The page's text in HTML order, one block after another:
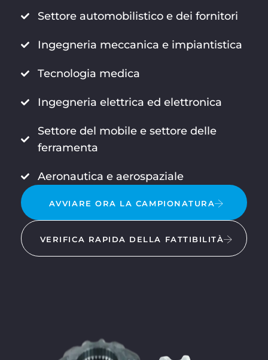
Settore automobilistico e dei fornitori
Ingegneria meccanica e impiantistica
Tecnologia medica
Ingegneria elettrica ed elettronica
Settore del mobile e settore delle
ferramenta
Aeronautica e aerospaziale
AVVIARE ORA LA CAMPIONATURA
VERIFICA RAPIDA DELLA FATTIBILITÀ